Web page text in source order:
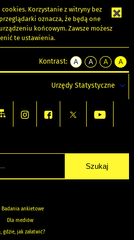
. Korzystanie z witryny bez
oznacza, że będą one
końcowym. Zawsze możesz
te ustawienia.
Kontrast:
A
kontrast
A
kontrast
tekst
czarnym
A
kontrast
tekst
czarnym
A
tekst
żółtym
Urzędy Statystyczne
Badania ankietowe
Dla mediów
gdzie, jak załatwić?